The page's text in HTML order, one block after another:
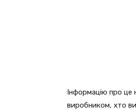
Інформацію про це
виробником, хто